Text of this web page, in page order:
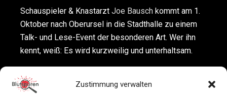
Zustimmung verwalten
Schauspieler & Knastarzt Joe Bausch kommt am 1.
Oktober nach Oberursel in die Stadthalle zu einem
Talk- und Lese-Event der besonderen Art. Wer ihn
kennt, weiß: Es wird kurzweilig und unterhaltsam.
Die meisten kennen den Schauspieler Joe Bausch
aus dem Kölner Tatort als Rechtsmediziner Dr.